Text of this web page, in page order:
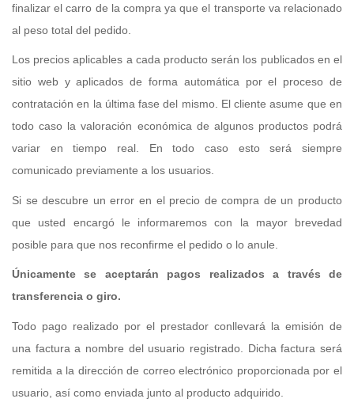
finalizar el carro de la compra ya que el transporte va relacionado
al peso total del pedido.
Los precios aplicables a cada producto serán los publicados en el
sitio web y aplicados de forma automática por el proceso de
contratación en la última fase del mismo. El cliente asume que en
todo caso la valoración económica de algunos productos podrá
variar en tiempo real. En todo caso esto será siempre
comunicado previamente a los usuarios.
Si se descubre un error en el precio de compra de un producto
que usted encargó le informaremos con la mayor brevedad
posible para que nos reconfirme el pedido o lo anule.
Únicamente se aceptarán pagos realizados a través de
transferencia o giro.
Todo pago realizado por el prestador conllevará la emisión de
una factura a nombre del usuario registrado. Dicha factura será
remitida a la dirección de correo electrónico proporcionada por el
usuario, así como enviada junto al producto adquirido.